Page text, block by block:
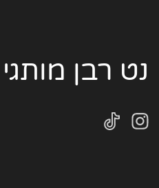
נט רבן